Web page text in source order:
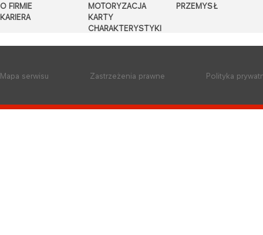
O FIRMIE MOTORYZACJA
PRZEMYSŁ
KARIERA
KARTY
CHARAKTERYSTYKI
Mapa serwisu Zastrzeżenia prawne Polityka